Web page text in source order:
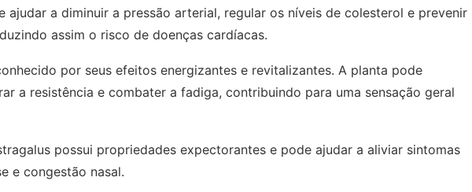
ajudar a diminuir a pressão arterial, regular os níveis de colesterol e prevenir
assim o risco de doenças cardíacas.
por seus efeitos energizantes e revitalizantes. A planta pode
a resistência e combater a fadiga, contribuindo para uma sensação geral
possui propriedades expectorantes e pode ajudar a aliviar sintomas
e congestão nasal.